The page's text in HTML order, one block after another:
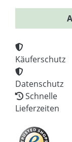
Käuferschutz
Datenschutz
Schnelle
Lieferzeiten